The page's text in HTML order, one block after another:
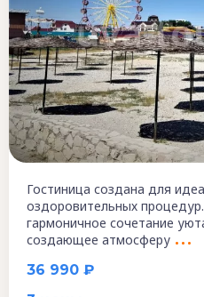
36 990 ₽
Гостиница создана для
оздоровительных
гармоничное сочетание
создающее атмосферу